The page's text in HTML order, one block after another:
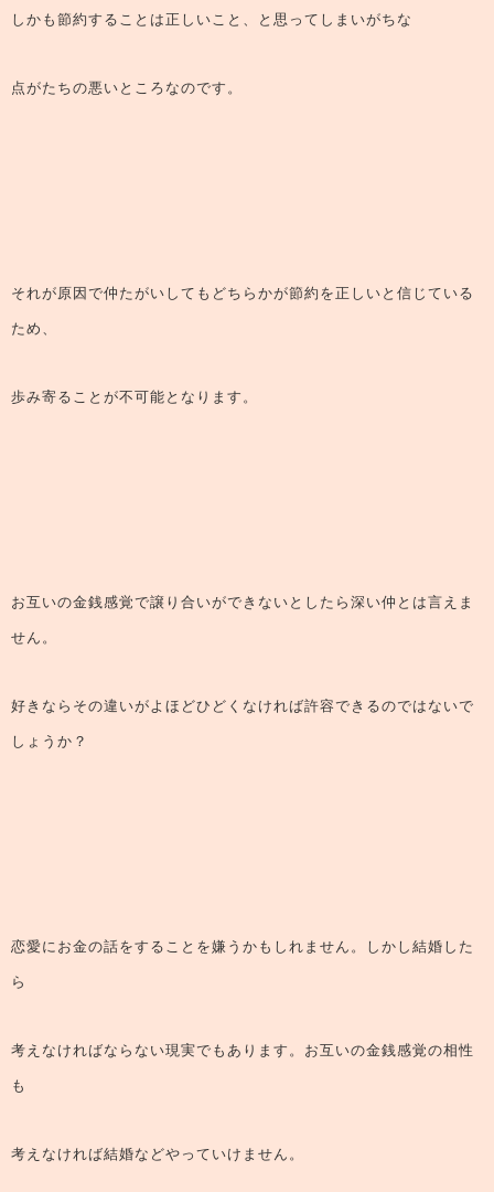
しかも節約することは正しいこと、と思ってしまいがちな
点がたちの悪いところなのです。
それが原因で仲たがいしてもどちらかが節約を正しいと信じている
ため、
歩み寄ることが不可能となります。
お互いの金銭感覚で譲り合いができないとしたら深い仲とは言えま
せん。
好きならその違いがよほどひどくなければ許容できるのではないで
しょうか？
恋愛にお金の話をすることを嫌うかもしれません。しかし結婚した
ら
考えなければならない現実でもあります。お互いの金銭感覚の相性
も
考えなければ結婚などやっていけません。